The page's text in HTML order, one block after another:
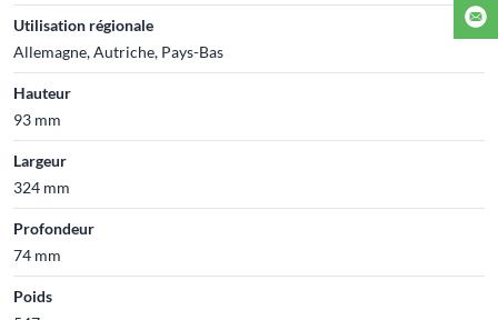
Utilisation régionale
Allemagne, Autriche, Pays-Bas
Hauteur
93 mm
Largeur
324 mm
Profondeur
74 mm
Poids